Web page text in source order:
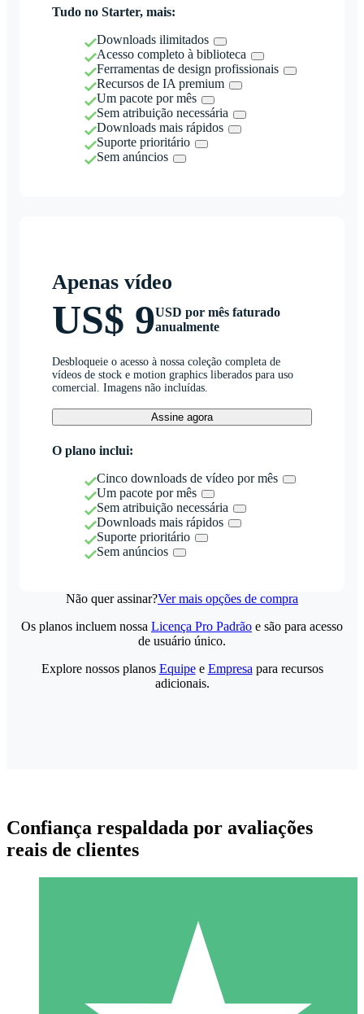
Tudo no Starter, mais:
Downloads ilimitados
Acesso completo à biblioteca
Ferramentas de design profissionais
Recursos de IA premium
Um pacote por mês
Sem atribuição necessária
Downloads mais rápidos
Suporte prioritário
Sem anúncios
Apenas vídeo
US$ 9USD por mês faturado
anualmente
Desbloqueie o acesso à nossa coleção completa de
vídeos de stock e motion graphics liberados para uso
comercial. Imagens não incluídas.
Assine agora
O plano inclui:
Cinco downloads de vídeo por mês
Um pacote por mês
Sem atribuição necessária
Downloads mais rápidos
Suporte prioritário
Sem anúncios
Não quer assinar?Ver mais opções de compra
Pacotes de Créditos Individuais
Pague conforme o uso com créditos de download. Sem
Os planos incluem nossa Licença Pro Padrão e são para acesso
de usuário único.
Explore nossos planos Equipee Empresa para recursos
adicionais.
Confiança respaldada por avaliações
reais de clientes